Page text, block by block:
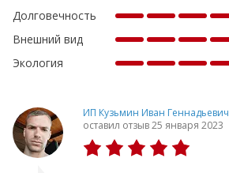
Долговечность
Внешний вид
Экология
ИП Кузьмин Иван Геннадьевич
оставил отзыв 25 января 2023